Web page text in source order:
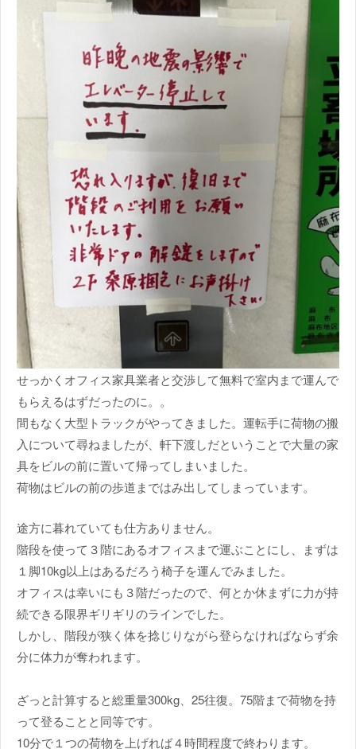
せっかくオフィス家具業者と交渉して無料で室内まで運んで
もらえるはずだったのに。。
間もなく大型トラックがやってきました。運転手に荷物の搬
入について尋ねましたが、軒下渡しだということで大量の家
具をビルの前に置いて帰ってしまいました。
荷物はビルの前の歩道まではみ出してしまっています。
途方に暮れていても仕方ありません。
階段を使って３階にあるオフィスまで運ぶことにし、まずは
１脚10kg以上はあるだろう椅子を運んでみました。
オフィスは幸いにも３階だったので、何とか休まずに力が持
続できる限界ギリギリのラインでした。
しかし、階段が狭く体を捻じりながら登らなければならず余
分に体力が奪われます。
ざっと計算すると総重量300kg、25往復。75階まで荷物を持
って登ることと同等です。
10分で１つの荷物を上げれば４時間程度で終わります。